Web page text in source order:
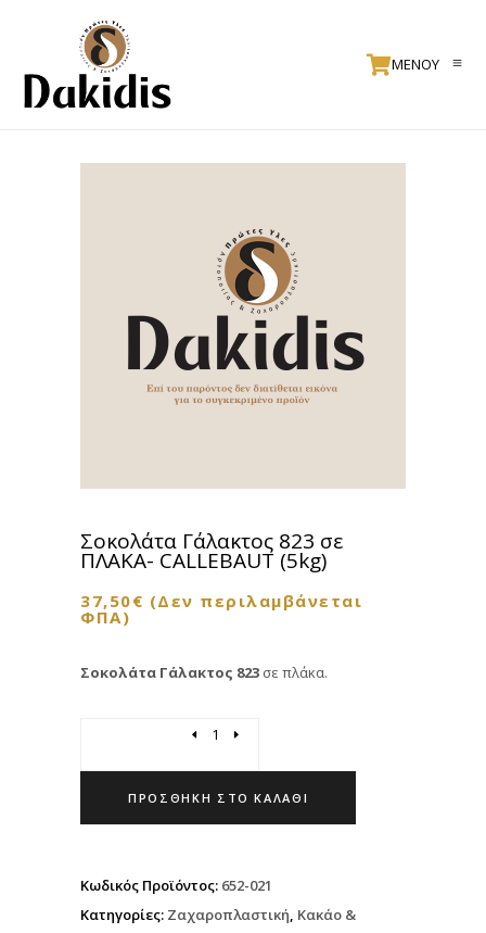
ΜΕΝΟΥ
Σοκολάτα Γάλακτος 823 σε
ΠΛΑΚΑ- CALLEBAUT (5kg)
37,50€ (Δεν περιλαμβάνεται
ΦΠΑ)
Σοκολάτα Γάλακτος 823 σε πλάκα.
ΠΡΟΣΘΉΚΗ ΣΤΟ ΚΑΛΆΘΙ
Κωδικός Προϊόντος: 652-021
Κατηγορίες: Ζαχαροπλαστική, Κακάο &